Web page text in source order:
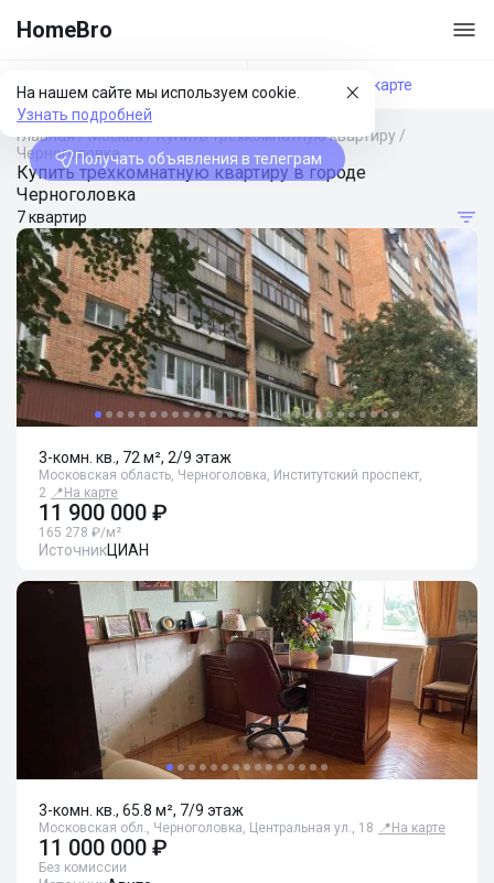
HomeBro
На нашем сайте мы используем cookie.
Узнать подробней
Получать объявления в телеграм
Фильтры На карте
Главная/Москва/Купить трехкомнатную квартиру /
Черноголовка
Купить трехкомнатную квартиру в городе
Черноголовка
7 квартир
3-комн. кв., 72 м², 2/9 этаж
Московская область, Черноголовка, Институтский проспект,
2 📍 На карте
11 900 000 ₽
165 278 ₽/м²
ИсточникЦИАН
3-комн. кв., 65.8 м², 7/9 этаж
Московская обл., Черноголовка, Центральная ул., 18 📍 На карте
11 000 000 ₽
Без комиссии